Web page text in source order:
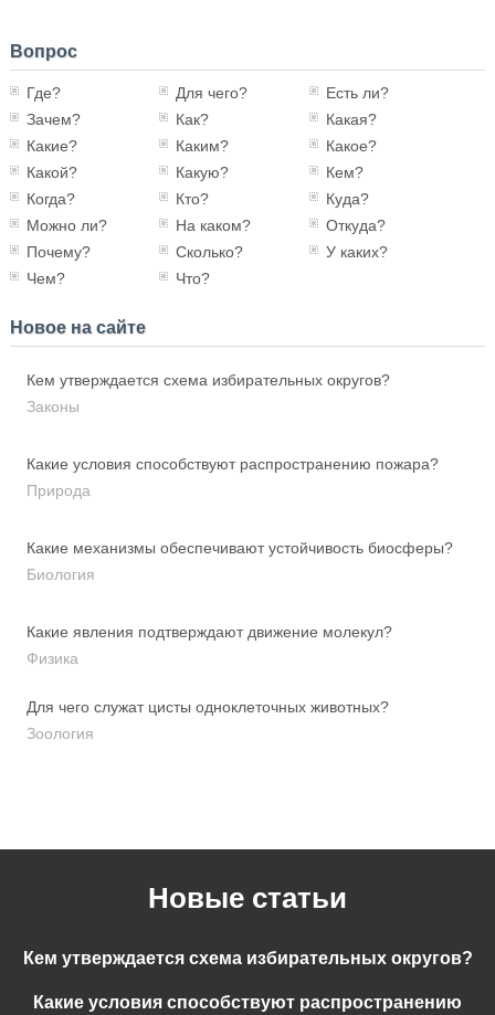
Вопрос
Где? Для чего?
Есть ли?
Зачем?
Как?
Какая?
Какие?
Каким?
Какое?
Какой?
Какую?
Кем?
Когда?
Кто?
Куда?
Можно ли?
На каком?
Откуда?
Почему?
Сколько?
У каких?
Чем?
Что?
Новое на сайте
Кем утверждается схема избирательных округов?
Законы
Какие условия способствуют распространению пожара?
Природа
Какие механизмы обеспечивают устойчивость биосферы?
Биология
Какие явления подтверждают движение молекул?
Физика
Для чего служат цисты одноклеточных животных?
Зоология
Новые статьи
Кем утверждается схема избирательных округов?
Какие условия способствуют распространению